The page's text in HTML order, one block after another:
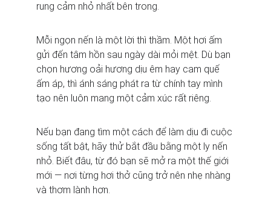
rung cảm nhỏ nhất bên trong.
Mỗi ngọn nến là một lời thì thầm. Một hơi ấm
gửi đến tâm hồn sau ngày dài mỏi mệt. Dù bạn
chọn hương oải hương dịu êm hay cam quế
ấm áp, thì ánh sáng phát ra từ chính tay mình
tạo nên luôn mang một cảm xúc rất riêng.
Nếu bạn đang tìm một cách để làm dịu đi cuộc
sống tất bật, hãy thử bắt đầu bằng một ly nến
nhỏ. Biết đâu, từ đó bạn sẽ mở ra một thế giới
mới — nơi từng hơi thở cũng trở nên nhẹ nhàng
và thơm lành hơn.